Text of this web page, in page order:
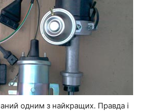
одним з найкращих. Правда і